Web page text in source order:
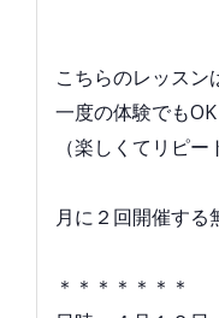
こちらのレッスン
一度の体験でも
（楽しくてリピー
月に２回開催す
＊＊＊＊＊＊＊